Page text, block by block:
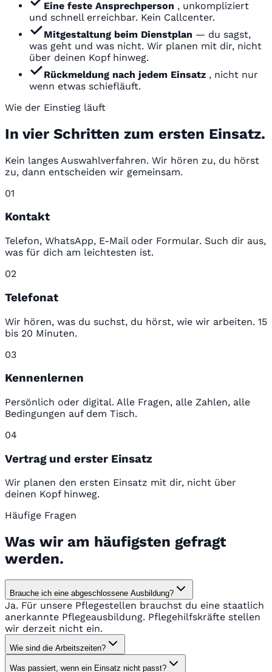
Eine feste Ansprechperson , unkompliziert
und schnell erreichbar. Kein Callcenter.
Mitgestaltung beim Dienstplan — du sagst,
was geht und was nicht. Wir planen mit dir, nicht
über deinen Kopf hinweg.
Rückmeldung nach jedem Einsatz , nicht nur
wenn etwas schiefläuft.
Wie der Einstieg läuft
In vier Schritten zum ersten Einsatz.
Kein langes Auswahlverfahren. Wir hören zu, du hörst
zu, dann entscheiden wir gemeinsam.
01
Kontakt
Telefon, WhatsApp, E-Mail oder Formular. Such dir aus,
was für dich am leichtesten ist.
02
Telefonat
Wir hören, was du suchst, du hörst, wie wir arbeiten. 15
bis 20 Minuten.
03
Kennenlernen
Persönlich oder digital. Alle Fragen, alle Zahlen, alle
Bedingungen auf dem Tisch.
04
Vertrag und erster Einsatz
Wir planen den ersten Einsatz mit dir, nicht über
deinen Kopf hinweg.
Häufige Fragen
Was wir am häufigsten gefragt
werden.
Brauche ich eine abgeschlossene Ausbildung?
Ja. Für unsere Pflegestellen brauchst du eine staatlich
anerkannte Pflegeausbildung. Pflegehilfskräfte stellen
wir derzeit nicht ein.
Wie sind die Arbeitszeiten?
Was passiert, wenn ein Einsatz nicht passt?